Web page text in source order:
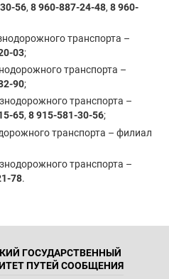
56, 8 960-887-24-48, 8 960-
транспорта –
03;
транспорта –
90;
транспорта –
65, 8 915-581-30-56;
транспорта – филиал
транспорта –
78.
ГОСУДАРСТВЕННЫЙ
ПУТЕЙ СООБЩЕНИЯ